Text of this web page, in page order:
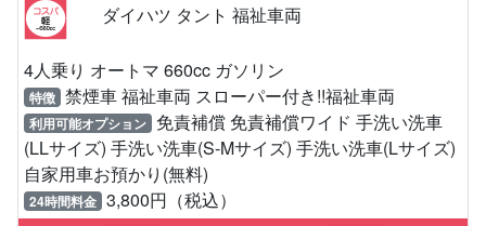
ダイハツ タント 福祉車両
4人乗り オートマ 660cc ガソリン
特徴 禁煙車 福祉車両 スローパー付き!!福祉車両
利用可能オプション 免責補償 免責補償ワイド 手洗い洗車
(LLサイズ) 手洗い洗車(S-Mサイズ) 手洗い洗車(Lサイズ)
自家用車お預かり(無料)
24時間料金 3,800円（税込）